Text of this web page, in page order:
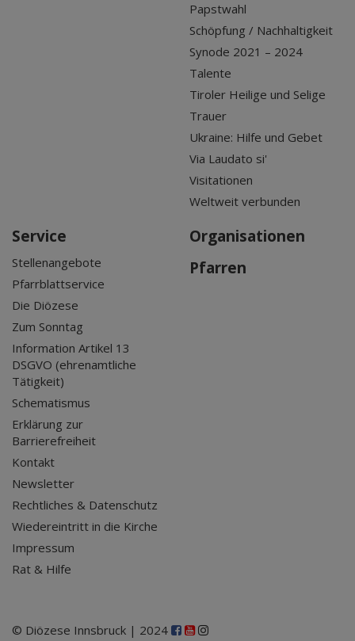
Papstwahl
Schöpfung / Nachhaltigkeit
Synode 2021 – 2024
Talente
Tiroler Heilige und Selige
Trauer
Ukraine: Hilfe und Gebet
Via Laudato si'
Visitationen
Weltweit verbunden
Service
Stellenangebote
Pfarrblattservice
Die Diözese
Zum Sonntag
Information Artikel 13
DSGVO (ehrenamtliche
Tätigkeit)
Schematismus
Erklärung zur
Barrierefreiheit
Kontakt
Newsletter
Rechtliches & Datenschutz
Wiedereintritt in die Kirche
Impressum
Rat & Hilfe
Organisationen
Pfarren
© Diözese Innsbruck | 2024